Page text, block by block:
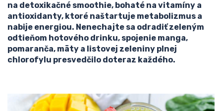
na detoxikačné smoothie, bohaté na vitamíny a
antioxidanty, ktoré naštartuje metabolizmus a
nabije energiou. Nenechajte sa odradiť zeleným
odtieňom hotového drinku, spojenie manga,
pomaranča, mäty a listovej zeleniny plnej
chlorofylu presvedčilo doteraz každého.